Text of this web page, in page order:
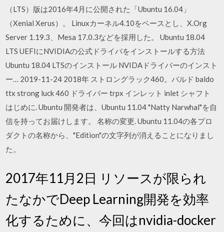
（LTS）版は2016年4月に公開された「Ubuntu 16.04」
（Xenial Xerus）。 Linuxカーネル4.10をベースとし、X.Org
Server 1.19.3、Mesa 17.0.3などを採用した。 Ubuntu 18.04
LTS UEFIにNVIDIAの公式ドライバをインストールする方法
Ubuntu 18.04 LTSのインストール NVIDAドライバーのインスト
ー… 2019-11-24 2018年 ストロングラック460。バルド baldo
ttx strong luck 460 ドライバー trpx インレット inlet シャフト
はじめに. Ubuntu 開発者は、Ubuntu 11.04 "Natty Narwhal"を自
信を持ってお届けします。 名称の変更. Ubuntu 11.04の各プロ
ダクトの名称から、"Edition"の文字列が消えることになりまし
た。
2017年11月2日 リソースが限られ
たなかでDeep Learning開発を効率
化するために、今回はnvidia-docker